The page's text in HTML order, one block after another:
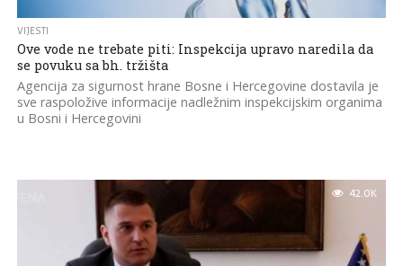
VIJESTI
Ove vode ne trebate piti: Inspekcija upravo naredila da
se povuku sa bh. tržišta
Agencija za sigurnost hrane Bosne i Hercegovine dostavila je
sve raspoložive informacije nadležnim inspekcijskim organima
u Bosni i Hercegovini
42.0K